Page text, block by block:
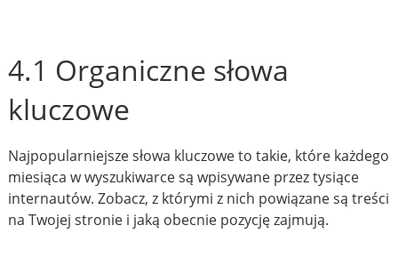
4.1 Organiczne słowa
kluczowe
Najpopularniejsze słowa kluczowe to takie, które każdego
miesiąca w wyszukiwarce są wpisywane przez tysiące
internautów. Zobacz, z którymi z nich powiązane są treści
na Twojej stronie i jaką obecnie pozycję zajmują.